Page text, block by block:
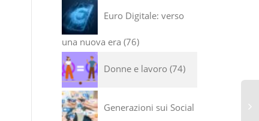
Euro Digitale: verso
una nuova era 76
Donne e lavoro 74
Generazioni sui Social